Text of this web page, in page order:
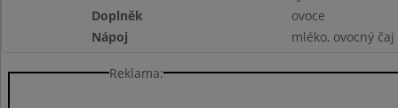
Doplněk
ovoce
Nápoj
mléko, ovocný čaj
Reklama: